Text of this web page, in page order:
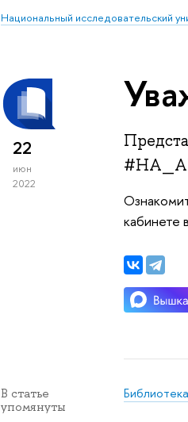
Национальный исследовательский
22
июн
2022
кабинете
В статье
упомянуты
Библиотека